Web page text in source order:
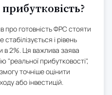
готовність ФРС стояти
і рівень
в 2%. Ця важлива заява
"реальної прибутковості",
точніше оцінити
або інвестицій.